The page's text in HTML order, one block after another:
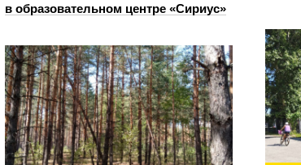
в образовательном центре «Сириус»